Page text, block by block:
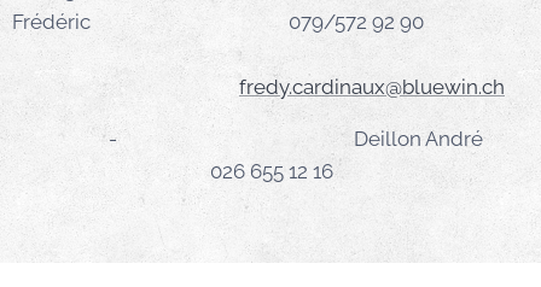
Frédéric 079/572 92 90
fredy.cardinaux@bluewin.ch
- Deillon André
026 655 12 16